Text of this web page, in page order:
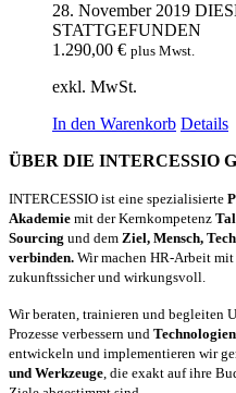
28. November 2019
STATTGEFUNDEN
1.290,00 € plus Mwst.
exkl. MwSt.
In den Warenkorb Details
ÜBER DIE INTERCESSIO
INTERCESSIO ist eine spezialisierte
Akademie mit der Kernkompetenz
Sourcing und dem Ziel, Mensch,
verbinden. Wir machen HR-Arbeit
zukunftssicher und wirkungsvoll.
Wir beraten, trainieren und begleiten
Prozesse verbessern und
entwickeln und implementieren wir
und Werkzeuge, die exakt auf ihre